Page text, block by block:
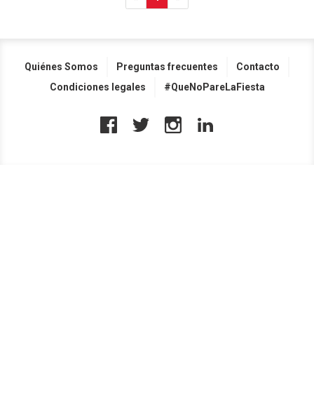
Quiénes Somos Preguntas frecuentes
Contacto
Condiciones legales
#QueNoPareLaFiesta